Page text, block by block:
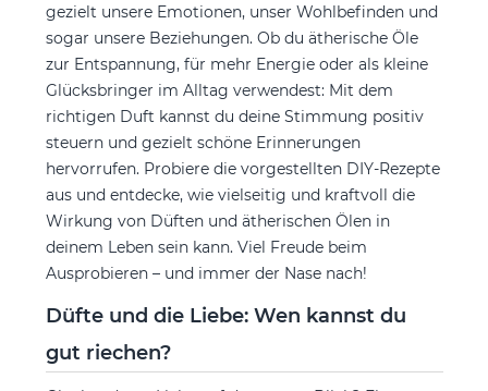
gezielt unsere Emotionen, unser Wohlbefinden und
sogar unsere Beziehungen. Ob du ätherische Öle
zur Entspannung, für mehr Energie oder als kleine
Glücksbringer im Alltag verwendest: Mit dem
richtigen Duft kannst du deine Stimmung positiv
steuern und gezielt schöne Erinnerungen
hervorrufen. Probiere die vorgestellten DIY-Rezepte
aus und entdecke, wie vielseitig und kraftvoll die
Wirkung von Düften und ätherischen Ölen in
deinem Leben sein kann. Viel Freude beim
Ausprobieren – und immer der Nase nach!
Düfte und die Liebe: Wen kannst du
gut riechen?